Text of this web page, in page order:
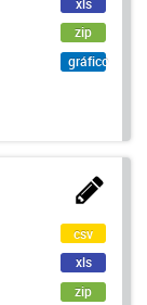
zip
gráfico
csv
xls
zip